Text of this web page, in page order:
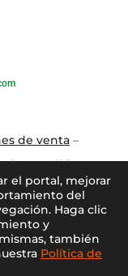
de venta–
–Política
–Mi Cuenta
el portal, mejorar
del
Haga clic
y
también
Política de